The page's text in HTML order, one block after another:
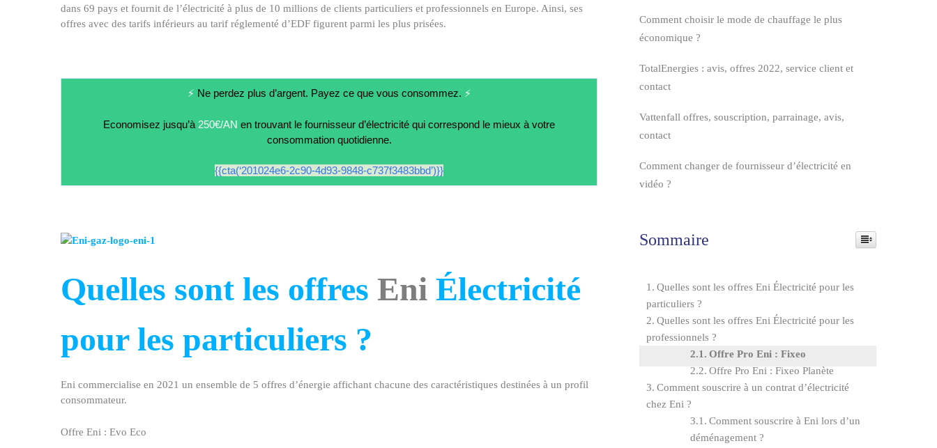
service
client,
dans 69 pays et fournit de l’électricité à plus de 10 millions de clients particuliers et professionnels en Europe. Ainsi, ses
offres avec des tarifs inférieurs au tarif réglementé d’EDF figurent parmi les plus prisées.
⚡ Ne perdez plus d’argent. Payez ce que vous consommez. ⚡
Economisez jusqu’à 250€/AN en trouvant le fournisseur d’électricité qui correspond le mieux à votre
consommation quotidienne.
{{cta(‘201024e6-2c90-4d93-9848-c737f3483bbd’)}}
Quelles sont les offres Eni Électricité
pour les particuliers ?
Eni commercialise en 2021 un ensemble de 5 offres d’énergie affichant chacune des caractéristiques destinées à un profil
consommateur.
Offre Eni : Evo Eco
Comment choisir le mode de chauffage le plus
économique ?
TotalEnergies : avis, offres 2022, service client et
contact
Vattenfall offres, souscription, parrainage, avis,
contact
Comment changer de fournisseur d’électricité en
vidéo ?
Sommaire
Quelles sont les offres Eni Électricité pour les
particuliers ?
Quelles sont les offres Eni Électricité pour les
professionnels ?
Offre Pro Eni : Fixeo
Offre Pro Eni : Fixeo Planète
Comment souscrire à un contrat d’électricité
chez Eni ?
Comment souscrire à Eni lors d’un
déménagement ?